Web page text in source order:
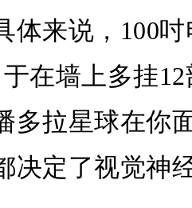
体来说，100
在墙上多挂
多拉星球在你
决定了视觉神